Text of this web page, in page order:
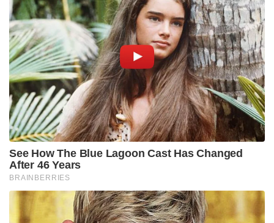
സൈദ്ധാന്തികനായിരുന്നു സയ്യിദ് ഖുതുബ്.
‘ഖുതുബിസം’ എന്ന് പിൽക്കാലത്ത് അറിയപ്പെട്ട ആ
ആശയങ്ങൾ ആഗോളതലത്തിൽ പല ഭീകരവാദ
സംഘടനകളെയും സ്വാധീനിച്ചതായി
വിലയിരുത്തപ്പെടുന്നു. ഒസാമ ബിൻ ലാദൻ, അയ്‌മൻ
അൽ-സവാഹിരി തുടങ്ങിയവർക്ക് ഖുതുബിന്റെ
ചിന്തകൾ പ്രചോദനമായെന്നും, ഐസിസ്, അൽ-
ഖ്വയ്ദ, താലിബാൻ പോലുള്ള സംഘടനകളുടെ
പ്രത്യയശാസ്ത്രത്തിൽ ഖുതുബിന്റെ
സ്വാധീനമുണ്ടെന്നും റിപ്പോർട്ടുകളുണ്ട്. ഈജിപ്ഷ്യൻ
പ്രസിഡന്റ് ഗമാൽ അബ്ദുൽ നാസറിനെ വധിക്കാൻ
ഗൂഢാലോചന നടത്തിയെന്ന കേസിൽ 1966-ൽ
ഈജിപ്റ്റ് സർക്കാർ സയ്യിദ് ഖുതുബിനെ
തൂക്കിലേറ്റുകയായിരുന്നു